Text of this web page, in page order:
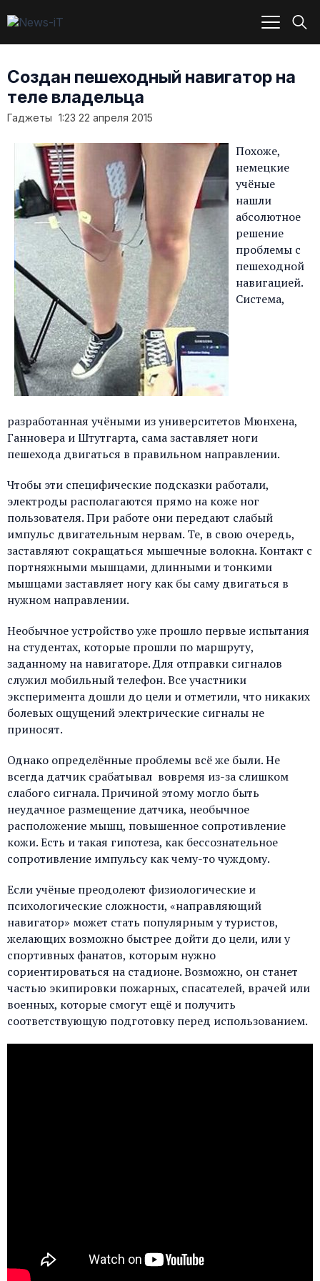
Создан пешеходный навигатор на
теле владельца
Гаджеты 1:23 22 апреля 2015
Похоже,
немецкие
учёные
нашли
абсолютное
решение
проблемы с
пешеходной
навигацией.
Система,
разработанная учёными из университетов Мюнхена,
Ганновера и Штутгарта, сама заставляет ноги
пешехода двигаться в правильном направлении.
Чтобы эти специфические подсказки работали,
электроды располагаются прямо на коже ног
пользователя. При работе они передают слабый
импульс двигательным нервам. Те, в свою очередь,
заставляют сокращаться мышечные волокна. Контакт с
портняжными мышцами, длинными и тонкими
мышцами заставляет ногу как бы саму двигаться в
нужном направлении.
Необычное устройство уже прошло первые испытания
на студентах, которые прошли по маршруту,
заданному на навигаторе. Для отправки сигналов
служил мобильный телефон. Все участники
эксперимента дошли до цели и отметили, что никаких
болевых ощущений электрические сигналы не
приносят.
Однако определённые проблемы всё же были. Не
всегда датчик срабатывал вовремя из-за слишком
слабого сигнала. Причиной этому могло быть
неудачное размещение датчика, необычное
расположение мышц, повышенное сопротивление
кожи. Есть и такая гипотеза, как бессознательное
сопротивление импульсу как чему-то чуждому.
Если учёные преодолеют физиологические и
психологические сложности, «направляющий
навигатор» может стать популярным у туристов,
желающих возможно быстрее дойти до цели, или у
спортивных фанатов, которым нужно
сориентироваться на стадионе. Возможно, он станет
частью экипировки пожарных, спасателей, врачей или
военных, которые смогут ещё и получить
соответствующую подготовку перед использованием.